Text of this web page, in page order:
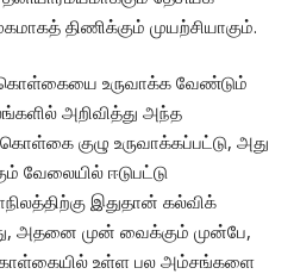
திணிக்கும் முயற்சியாகும்.
கொள்கையை உருவாக்க வேண்டும்
அறிவித்து அந்த
குழு உருவாக்கப்பட்டு, அது
வேலையில் ஈடுபட்டு
இதுதான் கல்விக்
அதனை முன் வைக்கும் முன்பே,
கொள்கையில் உள்ள பல அம்சங்களை